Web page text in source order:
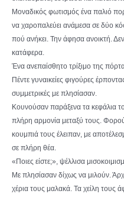
Μοναδικός φωτισμός ένα παλιό
να χαροπαλεύει ανάμεσα σε δύο
πού ανήκει. Την άφησα ανοικτή.
κατάφερα.
Ένα ανεπαίσθητο τρίξιμο της
Πέντε γυναικείες φιγούρες
συμμετρικές με πλησίασαν.
Κουνούσαν παράξενα τα κεφάλια
πλήρη αρμονία μεταξύ τους.
κουμπιά τους έλειπαν, με
σε πλήρη θέα.
«Ποιες είστε;», ψέλλισα
Με πλησίασαν δίχως να μιλούν.
χέρια τους μαλακά. Τα χείλη